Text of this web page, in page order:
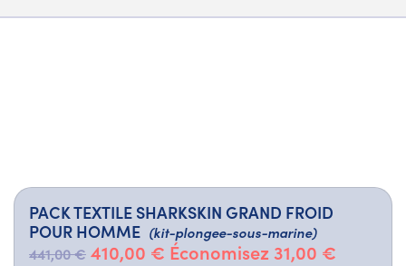
PACK TEXTILE SHARKSKIN GRAND FROID
POUR HOMME (kit-plongee-sous-marine)
441,00 € 410,00 € Économisez 31,00 €